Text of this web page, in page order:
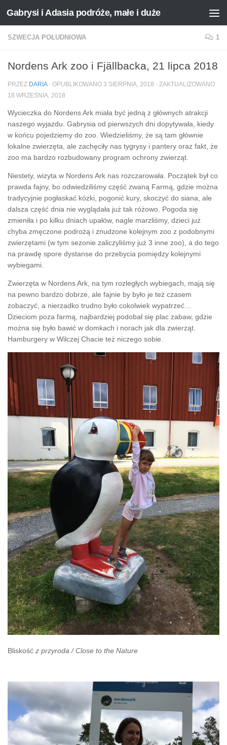
Przejdź do treści
Gabrysi i Adasia podróże, małe i duże
SZWECJA POŁUDNIOWA 1
Nordens Ark zoo i Fjällbacka, 21 lipca 2018
PRZEZ DARIA · OPUBLIKOWANO 3 SIERPNIA, 2018 · ZAKTUALIZOWANO
18 WRZEŚNIA, 2018
Wycieczka do Nordens Ark miała być jedną z głównych atrakcji
naszego wyjazdu. Gabrysia od pierwszych dni dopytywała, kiedy
w końcu pojedziemy do zoo. Wiedzieliśmy, że są tam głównie
lokalne zwierzęta, ale zachęciły nas tygrysy i pantery oraz fakt, że
zoo ma bardzo rozbudowany program ochrony zwierząt.
Niestety, wizyta w Nordens Ark nas rozczarowała. Początek był co
prawda fajny, bo odwiedziliśmy część zwaną Farmą, gdzie można
tradycyjnie pogłaskać kózki, pogonić kury, skoczyć do siana, ale
dalsza część dnia nie wyglądała już tak różowo. Pogoda się
zmieniła i po kilku dniach upałów, nagle marzliśmy, dzieci już
chyba zmęczone podrożą i znudzone kolejnym zoo z podobnymi
zwierzętami (w tym sezonie zaliczyliśmy już 3 inne zoo), a do tego
na prawdę spore dystanse do przebycia pomiędzy kolejnymi
wybiegami.
Zwierzęta w Nordens Ark, na tym rozległych wybiegach, mają się
na pewno bardzo dobrze, ale fajnie by było je też czasem
zobaczyć, a nierzadko trudno było cokolwiek wypatrzeć…
Dzieciom poza farmą, najbardziej podobał się plac zabaw, gdzie
można się było bawić w domkach i norach jak dla zwierząt.
Hamburgery w Wilczej Chacie też niczego sobie.
Bliskość z przyroda / Close to the Nature